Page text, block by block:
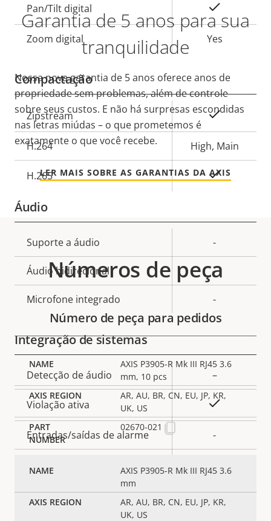
Descrição
da
propriedade
Valor da
propriedade
Pan/Tilt digital
Zoom digital Yes
Compactação
Descrição
da
propriedade
Valor da
propriedade
Zipstream Sim
H.264 High, Main
H.265 Sim
Áudio
Descrição
da
propriedade
propriedade
Suporte a áudio -
Áudio bidirecional –
Microfone integrado -
Integração de sistemas
Descrição
da
propriedade
Valor da
propriedade
Detecção de áudio –
Violação ativa Sim
Entradas/saídas de alarme -
Sim
E/S digital –
Garantia de 5 anos para sua
tranquilidade
Nossa nova garantia de 5 anos oferece anos de
propriedade sem problemas, além de controle
sobre seus custos. E não há surpresas escondidas
nas letras miúdas – o que prometemos é
exatamente o que você recebe.
LER MAIS SOBRE AS GARANTIAS DA AXIS
Números de peça
Número de peça para pedidos
AXIS P3905-R Mk III RJ45 3.6
mm, 10 pcs
AR, AU, BR, CN, EU, JP, KR,
UK, US
02670-021
AXIS P3905-R Mk III RJ45 3.6
mm
AR, AU, BR, CN, EU, JP, KR,
UK, US